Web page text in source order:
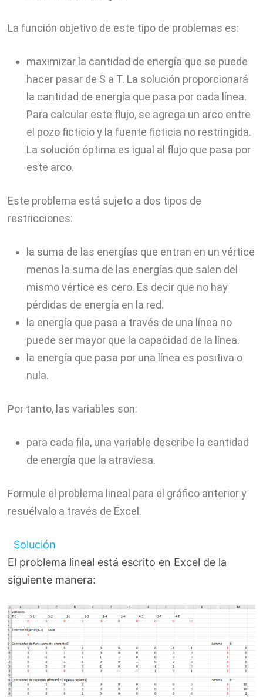
La función objetivo de este tipo de problemas es:
maximizar la cantidad de energía que se puede
hacer pasar de S a T. La solución proporcionará
la cantidad de energía que pasa por cada línea.
Para calcular este flujo, se agrega un arco entre
el pozo ficticio y la fuente ficticia no restringida.
La solución óptima es igual al flujo que pasa por
este arco.
Este problema está sujeto a dos tipos de
restricciones:
la suma de las energías que entran en un vértice
menos la suma de las energías que salen del
mismo vértice es cero. Es decir que no hay
pérdidas de energía en la red.
la energía que pasa a través de una línea no
puede ser mayor que la capacidad de la línea.
la energía que pasa por una línea es positiva o
nula.
Por tanto, las variables son:
para cada fila, una variable describe la cantidad
de energía que la atraviesa.
Formule el problema lineal para el gráfico anterior y
resuélvalo a través de Excel.
Solución
El problema lineal está escrito en Excel de la
siguiente manera: